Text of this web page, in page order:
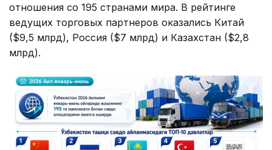
отношения со 195 странами мира. В рейтинге
ведущих торговых партнеров оказались Китай
($9,5 млрд), Россия ($7 млрд) и Казахстан ($2,8
млрд).